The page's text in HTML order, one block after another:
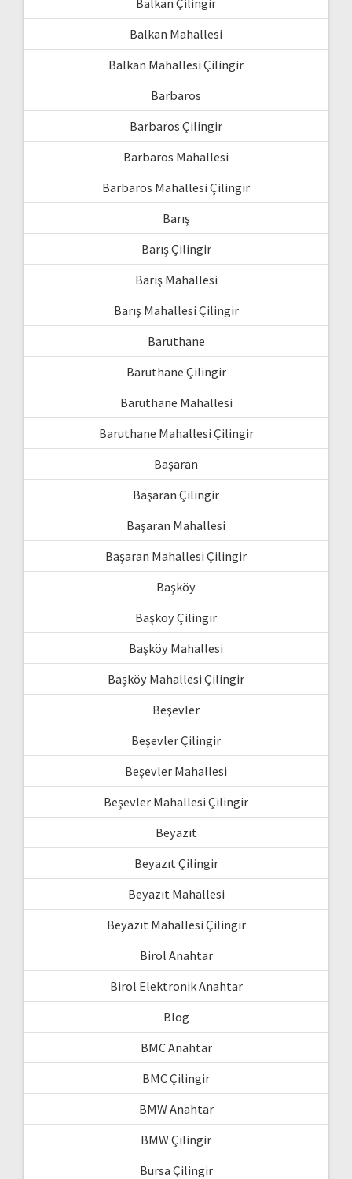
Balkan Mahallesi
Balkan Mahallesi Çilingir
Barbaros
Barbaros Çilingir
Barbaros Mahallesi
Barbaros Mahallesi Çilingir
Barış
Barış Çilingir
Barış Mahallesi
Barış Mahallesi Çilingir
Baruthane
Baruthane Çilingir
Baruthane Mahallesi
Baruthane Mahallesi Çilingir
Başaran
Başaran Çilingir
Başaran Mahallesi
Başaran Mahallesi Çilingir
Başköy
Başköy Çilingir
Başköy Mahallesi
Başköy Mahallesi Çilingir
Beşevler
Beşevler Çilingir
Beşevler Mahallesi
Beşevler Mahallesi Çilingir
Beyazıt
Beyazıt Çilingir
Beyazıt Mahallesi
Beyazıt Mahallesi Çilingir
Birol Anahtar
Birol Elektronik Anahtar
Blog
BMC Anahtar
BMC Çilingir
BMW Anahtar
BMW Çilingir
Bursa Çilingir